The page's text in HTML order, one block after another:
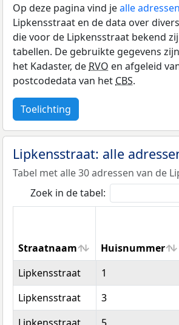
Op deze pagina vind jealle adressen
Lipkensstraat en de data over
die voor de Lipkensstraat bekend
tabellen. De gebruikte gegevens
het Kadaster, deRVO en afgeleid
postcodedata van hetCBS.
Toelichting
Lipkensstraat: alle
Tabel met alle 30 adressen van de
Zoek in de tabel:
Straatnaam Huisnummer
Straatnaam
Huisnummer
Lipkensstraat 1
Lipkensstraat
3